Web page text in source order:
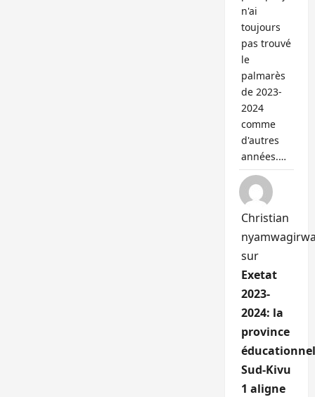
n'ai
toujours
pas trouvé
le
palmarès
de 2023-
2024
comme
d'autres
années.…
Christian
sur
Exetat
2023-
2024: la
province
Sud-Kivu
1 aligne